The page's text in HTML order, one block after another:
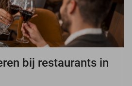
bij restaurants in